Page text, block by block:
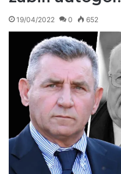
19/04/2022 0 652